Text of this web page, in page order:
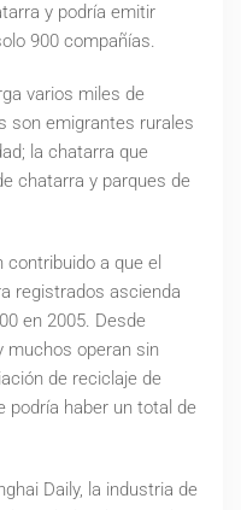
y podría emitir
900 compañías.
varios miles de
son emigrantes rurales
la chatarra que
chatarra y parques de
a que el
registrados ascienda
en 2005. Desde
muchos operan sin
de reciclaje de
podría haber un total de
Daily, la industria de